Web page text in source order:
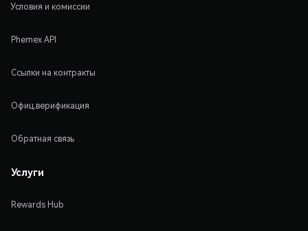
Условия и комиссии
Phemex API
Ссылки на контракты
Офиц.верификация
Обратная связь
Услуги
Rewards Hub